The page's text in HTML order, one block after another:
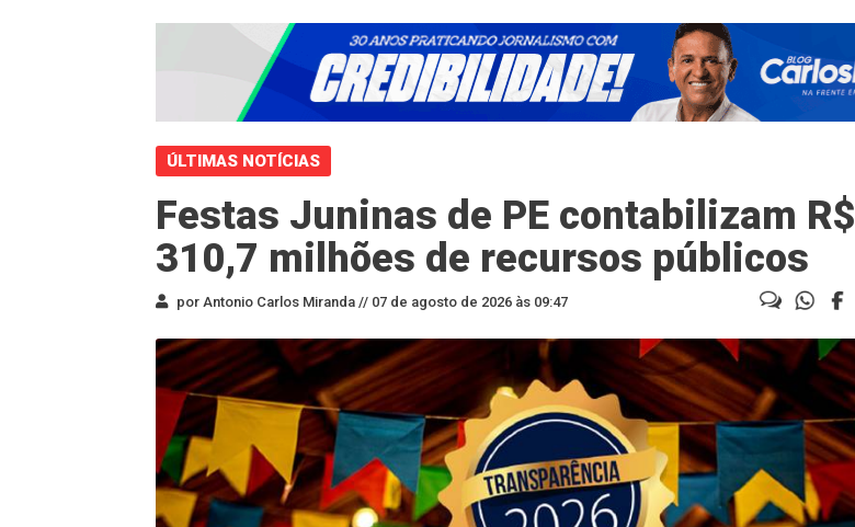
ÚLTIMAS NOTÍCIAS
Festas Juninas de PE contabilizam R$
310,7 milhões de recursos públicos
por Antonio Carlos Miranda // 07 de agosto de 2026 às 09:47